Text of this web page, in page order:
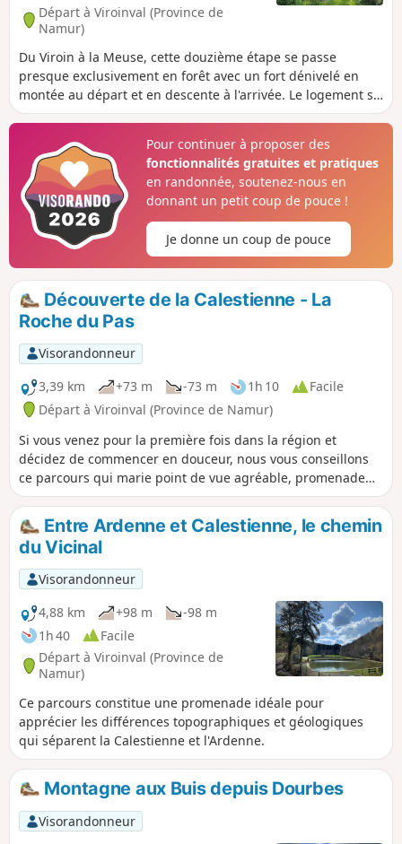
Départ à Viroinval (Province de
Namur)
Du Viroin à la Meuse, cette douzième étape se passe
presque exclusivement en forêt avec un fort dénivelé en
montée au départ et en descente à l'arrivée. Le logement se
fait dans la ville de Fumay en France.
Pour continuer à proposer des
fonctionnalités gratuites et pratiques
en randonnée, soutenez-nous en
donnant un petit coup de pouce !
Je donne un coup de pouce
Découverte de la Calestienne - La
Roche du Pas
Visorandonneur
3,39 km
+73 m -73 m 1h 10
Facile
Départ à Viroinval (Province de Namur)
Si vous venez pour la première fois dans la région et
décidez de commencer en douceur, nous vous conseillons
ce parcours qui marie point de vue agréable, promenade
en forêt et découverte de la Calestienne.
Entre Ardenne et Calestienne, le chemin
du Vicinal
Visorandonneur
4,88 km
+98 m
-98 m
1h 40
Facile
Départ à Viroinval (Province de
Namur)
Ce parcours constitue une promenade idéale pour
apprécier les différences topographiques et géologiques
qui séparent la Calestienne et l'Ardenne.
Montagne aux Buis depuis Dourbes
Visorandonneur